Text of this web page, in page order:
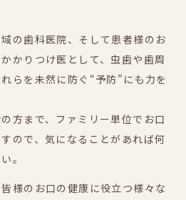
の歯科医院、そして患者様のお
かりつけ医として、虫歯や歯周
らを未然に防ぐ“予防”にも力を
方まで、ファミリー単位でお口
ので、気になることがあれば何
。
様のお口の健康に役立つ様々な